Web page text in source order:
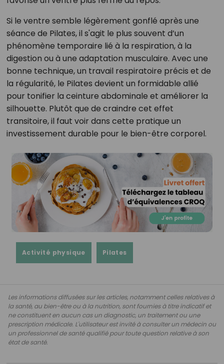
Si le ventre semble légèrement gonflé après une
séance de Pilates, il s'agit le plus souvent d’un
phénomène temporaire lié à la respiration, à la
digestion ou à une adaptation musculaire. Avec une
bonne technique, un travail respiratoire précis et de
la régularité, le Pilates devient un formidable allié
pour tonifier la ceinture abdominale et améliorer la
silhouette. Plutôt que de craindre cet effet
transitoire, il faut voir dans cette pratique un
investissement durable pour le bien-être corporel.
Activité physique Pilates
Les informations diffusées sur les articles, notamment celles relatives à
la santé, au bien-être ou à la nutrition, sont fournies à titre indicatif et
ne constituent en aucun cas un diagnostic, un traitement ou une
prescription médicale. L'utilisateur est invité à consulter un médecin ou
un professionnel de santé qualifié pour toute question relative à son
état de santé.